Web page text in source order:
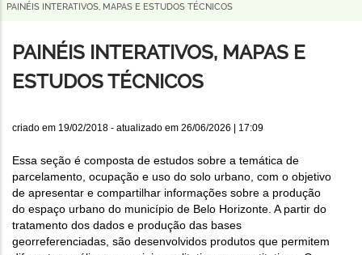
de
navegação
PAINÉIS INTERATIVOS, MAPAS E ESTUDOS TÉCNICOS
PAINÉIS INTERATIVOS, MAPAS E
ESTUDOS TÉCNICOS
criado em 19/02/2018 - atualizado em 26/06/2026 | 17:09
Essa seção é composta de estudos sobre a temática de
parcelamento, ocupação e uso do solo urbano, com o objetivo
de apresentar e compartilhar informações sobre a produção
do espaço urbano do município de Belo Horizonte. A partir do
tratamento dos dados e produção das bases
georreferenciadas, são desenvolvidos produtos que permitem